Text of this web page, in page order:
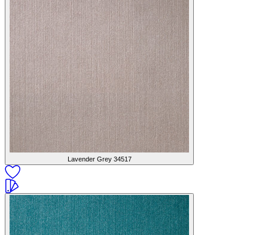
Lavender Grey 34517